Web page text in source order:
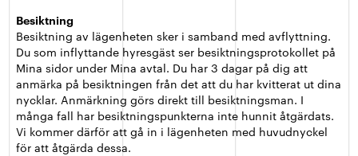
Besiktning
Besiktning av lägenheten sker i samband med avflyttning.
Du som inflyttande hyresgäst ser besiktningsprotokollet på
Mina sidor under Mina avtal. Du har 3 dagar på dig att
anmärka på besiktningen från det att du har kvitterat ut dina
nycklar. Anmärkning görs direkt till besiktningsman. I
många fall har besiktningspunkterna inte hunnit åtgärdats.
Vi kommer därför att gå in i lägenheten med huvudnyckel
för att åtgärda dessa.